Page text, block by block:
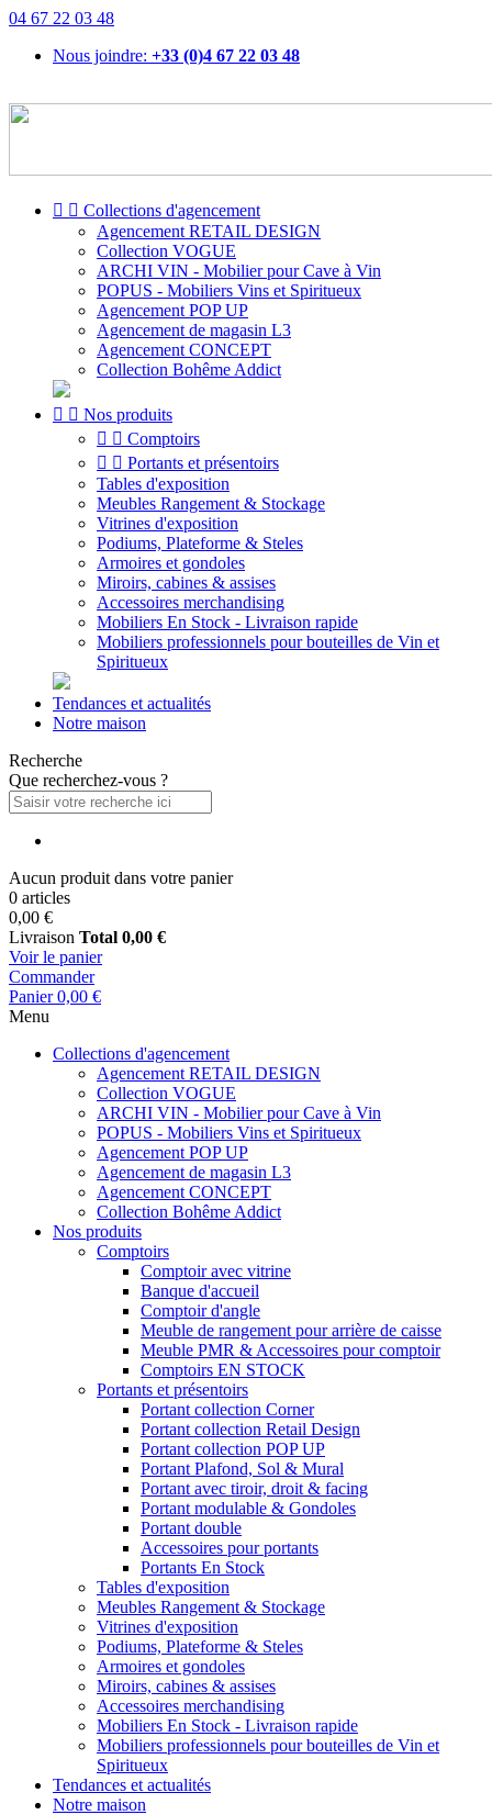
04 67 22 03 48
Nous joindre: +33 (0)4 67 22 03 48
  Collections d'agencement
Agencement RETAIL DESIGN
Collection VOGUE
ARCHI VIN - Mobilier pour Cave à Vin
POPUS - Mobiliers Vins et Spiritueux
Agencement POP UP
Agencement de magasin L3
Agencement CONCEPT
Collection Bohême Addict
  Nos produits
  Comptoirs
  Portants et présentoirs
Tables d'exposition
Meubles Rangement & Stockage
Vitrines d'exposition
Podiums, Plateforme & Steles
Armoires et gondoles
Miroirs, cabines & assises
Accessoires merchandising
Mobiliers En Stock - Livraison rapide
Mobiliers professionnels pour bouteilles de Vin et
Spiritueux
Tendances et actualités
Notre maison
Recherche
Que recherchez-vous ?
Aucun produit dans votre panier
0 articles
0,00 €
Livraison Total 0,00 €
Voir le panier
Commander
Panier 0,00 €
Menu
Collections d'agencement
Agencement RETAIL DESIGN
Collection VOGUE
ARCHI VIN - Mobilier pour Cave à Vin
POPUS - Mobiliers Vins et Spiritueux
Agencement POP UP
Agencement de magasin L3
Agencement CONCEPT
Collection Bohême Addict
Nos produits
Comptoirs
Comptoir avec vitrine
Banque d'accueil
Comptoir d'angle
Meuble de rangement pour arrière de caisse
Meuble PMR & Accessoires pour comptoir
Comptoirs EN STOCK
Portants et présentoirs
Portant collection Corner
Portant collection Retail Design
Portant collection POP UP
Portant Plafond, Sol & Mural
Portant avec tiroir, droit & facing
Portant modulable & Gondoles
Portant double
Accessoires pour portants
Portants En Stock
Tables d'exposition
Meubles Rangement & Stockage
Vitrines d'exposition
Podiums, Plateforme & Steles
Armoires et gondoles
Miroirs, cabines & assises
Accessoires merchandising
Mobiliers En Stock - Livraison rapide
Mobiliers professionnels pour bouteilles de Vin et
Spiritueux
Tendances et actualités
Notre maison